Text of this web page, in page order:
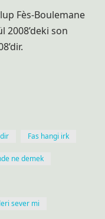
Fès-Boulemane
2008’deki son
Fas hangi irk
ne demek
sever mi